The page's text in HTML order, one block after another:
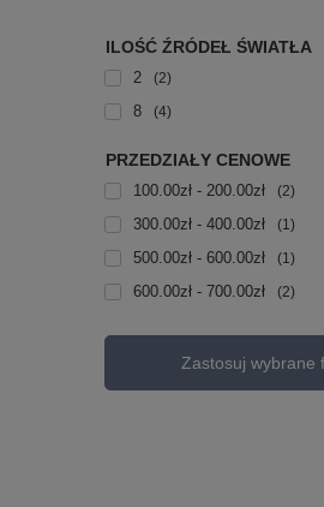
ILOŚĆ ŹRÓDEŁ ŚWIATŁA
2 2
8 4
PRZEDZIAŁY CENOWE
100.00zł - 200.00zł 2
300.00zł - 400.00zł 1
500.00zł - 600.00zł 1
600.00zł - 700.00zł 2
Zastosuj wybrane